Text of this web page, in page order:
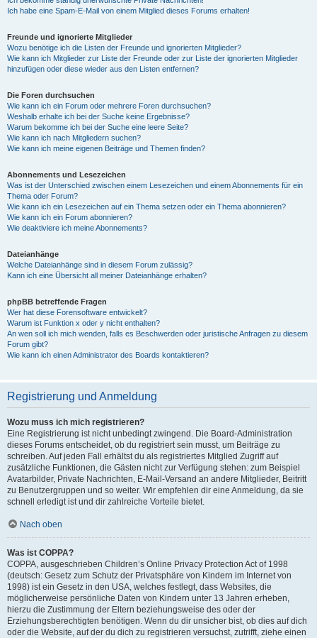
Ich habe eine Spam-E-Mail von einem Mitglied dieses Forums erhalten!
Freunde und ignorierte Mitglieder
Wozu benötige ich die Listen der Freunde und ignorierten Mitglieder?
Wie kann ich Mitglieder zur Liste der Freunde oder zur Liste der ignorierten Mitglieder
hinzufügen oder diese wieder aus den Listen entfernen?
Die Foren durchsuchen
Wie kann ich ein Forum oder mehrere Foren durchsuchen?
Weshalb erhalte ich bei der Suche keine Ergebnisse?
Warum bekomme ich bei der Suche eine leere Seite?
Wie kann ich nach Mitgliedern suchen?
Wie kann ich meine eigenen Beiträge und Themen finden?
Abonnements und Lesezeichen
Was ist der Unterschied zwischen einem Lesezeichen und einem Abonnements für ein
Thema oder Forum?
Wie kann ich ein Lesezeichen auf ein Thema setzen oder ein Thema abonnieren?
Wie kann ich ein Forum abonnieren?
Wie deaktiviere ich meine Abonnements?
Dateianhänge
Welche Dateianhänge sind in diesem Forum zulässig?
Kann ich eine Übersicht all meiner Dateianhänge erhalten?
phpBB betreffende Fragen
Wer hat diese Forensoftware entwickelt?
Warum ist Funktion x oder y nicht enthalten?
An wen soll ich mich wenden, falls es Beschwerden oder juristische Anfragen zu diesem
Forum gibt?
Wie kann ich einen Administrator des Boards kontaktieren?
Registrierung und Anmeldung
Wozu muss ich mich registrieren?
Eine Registrierung ist nicht unbedingt zwingend. Die Board-Administration
dieses Forums entscheidet, ob du registriert sein musst, um Beiträge zu
schreiben. Auf jeden Fall erhältst du als registriertes Mitglied Zugriff auf
zusätzliche Funktionen, die Gästen nicht zur Verfügung stehen: zum Beispiel
Avatarbilder, Private Nachrichten, E-Mail-Versand an andere Mitglieder, Beitritt
zu Benutzergruppen und so weiter. Wir empfehlen dir eine Anmeldung, da sie
schnell erledigt ist und dir zahlreiche Vorteile bietet.
Nach oben
Was ist COPPA?
COPPA, ausgeschrieben Children’s Online Privacy Protection Act of 1998
(deutsch: Gesetz zum Schutz der Privatsphäre von Kindern im Internet von
1998) ist ein Gesetz in den USA, welches festlegt, dass Websites, die
möglicherweise persönliche Daten von Kindern unter 13 Jahren erheben,
hierzu die Zustimmung der Eltern beziehungsweise des oder der
Erziehungsberechtigten benötigen. Wenn du dir unsicher bist, ob dies auf dich
oder die Website, auf der du dich zu registrieren versuchst, zutrifft, ziehe einen